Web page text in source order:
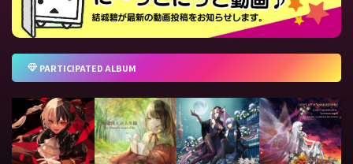
PARTICIPATED ALBUM